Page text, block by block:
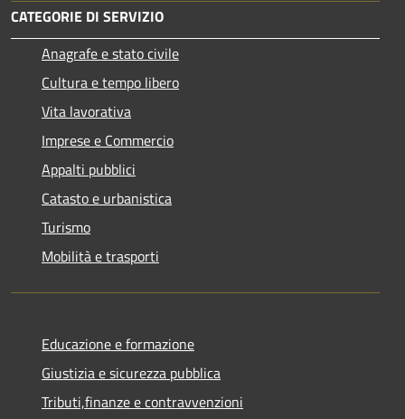
CATEGORIE DI SERVIZIO
Anagrafe e stato civile
Cultura e tempo libero
Vita lavorativa
Imprese e Commercio
Appalti pubblici
Catasto e urbanistica
Turismo
Mobilità e trasporti
Educazione e formazione
Giustizia e sicurezza pubblica
Tributi,finanze e contravvenzioni